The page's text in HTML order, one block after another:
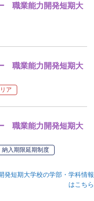
職業能力開発短期大
職業能力開発短期大
ア
職業能力開発短期大
納入期限延期制度
短期大学校の学部・学科情報
はこちら